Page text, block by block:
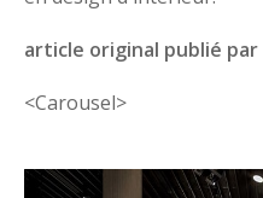
article original publié par
<Carousel>